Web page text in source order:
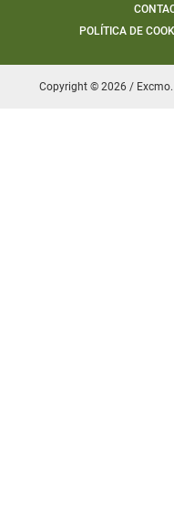
POLÍTICA DE
Copyright © 2026 / Excmo.